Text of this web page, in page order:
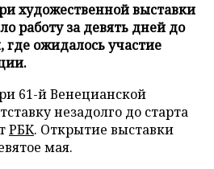
художественной выставки
работу за девять дней до
где ожидалось участие
61-й Венецианской
незадолго до старта
РБК. Открытие выставки
мая.